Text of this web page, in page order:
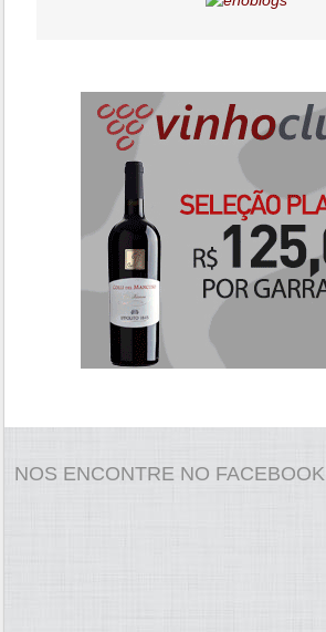
NOS ENCONTRE NO FACEBOOK